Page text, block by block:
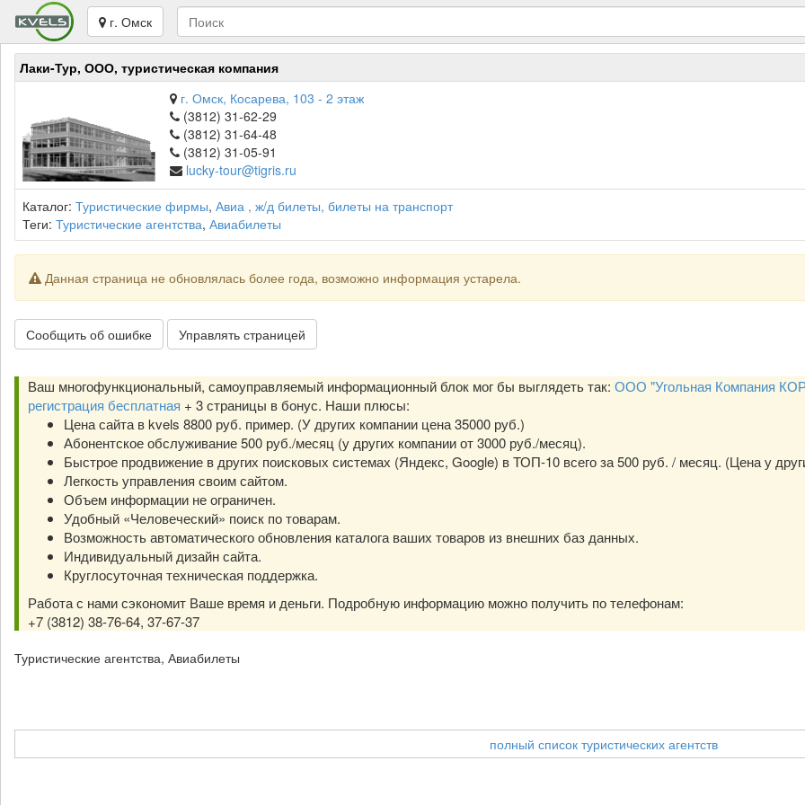
г. Омск
Лаки-Тур, ООО, туристическая компания
г. Омск, Косарева, 103 - 2 этаж
(3812) 31-62-29
(3812) 31-64-48
(3812) 31-05-91
lucky-tour@tigris.ru
Каталог: Туристические фирмы, Авиа , ж/д билеты, билеты на транспорт
Теги: Туристические агентства, Авиабилеты
Данная страница не обновлялась более года, возможно информация устарела.
Сообщить об ошибке Управлять страницей
Ваш многофункциональный, самоуправляемый информационный блок мог бы выглядеть так: ООО "Угольная Компания
регистрация бесплатная + 3 страницы в бонус. Наши плюсы:
Цена сайта в kvels 8800 руб. пример. (У других компании цена 35000 руб.)
Абонентское обслуживание 500 руб./месяц (у других компании от 3000 руб./месяц).
Быстрое продвижение в других поисковых системах (Яндекс, Google) в ТОП-10 всего за 500 руб. / месяц. (Цена у
Легкость управления своим сайтом.
Объем информации не ограничен.
Удобный «Человеческий» поиск по товарам.
Возможность автоматического обновления каталога ваших товаров из внешних баз данных.
Индивидуальный дизайн сайта.
Круглосуточная техническая поддержка.
Работа с нами сэкономит Ваше время и деньги. Подробную информацию можно получить по телефонам:
+7 (3812) 38-76-64, 37-67-37
Туристические агентства, Авиабилеты
полный список туристических агентств